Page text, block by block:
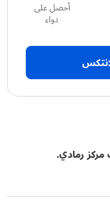
أحصل على